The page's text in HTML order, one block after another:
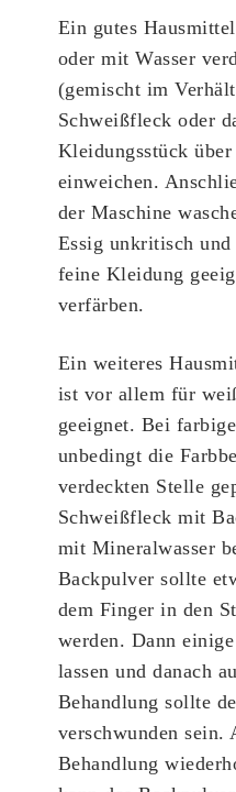
Ein gutes
oder mit Wasser
(gemischt im
Schweißfleck oder
Kleidungsstück
einweichen.
der Maschine
Essig unkritisch
feine Kleidung
verfärben.
Ein weiteres
ist vor allem für
geeignet. Bei
unbedingt die
verdeckten Stelle
Schweißfleck mit
mit Mineralwasser
Backpulver sollte
dem Finger in den
werden. Dann
lassen und danach
Behandlung sollte
verschwunden sein.
Behandlung